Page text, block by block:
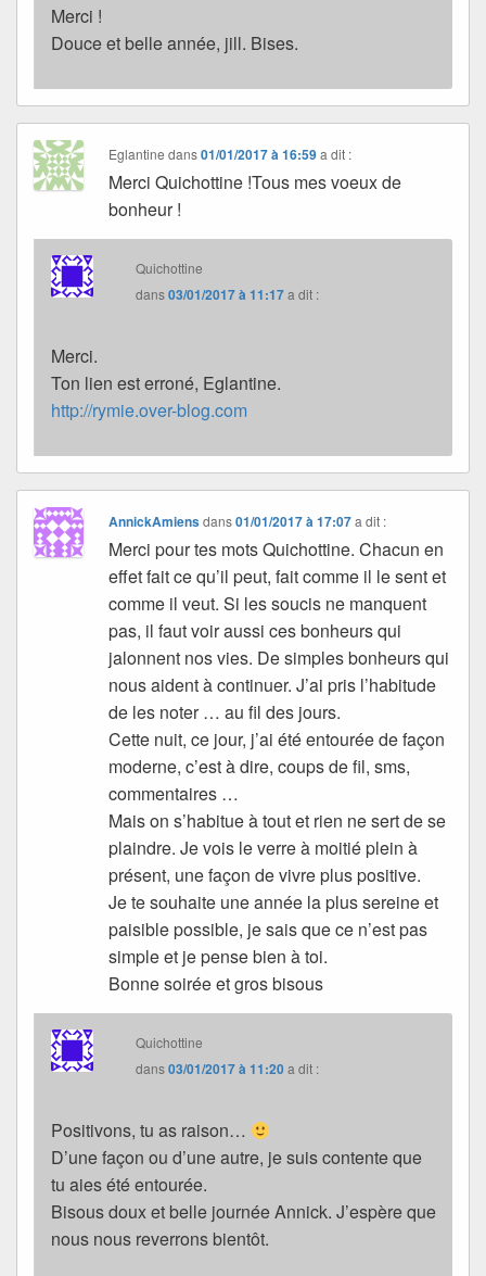
Merci !
Douce et belle année, jill. Bises.
Eglantine dans01/01/2017 à 16:59 a dit :
Merci Quichottine !Tous mes voeux de
bonheur !
Quichottine
dans03/01/2017 à 11:17a dit :
Merci.
Ton lien est erroné, Eglantine.
http://rymie.over-blog.com
AnnickAmiensdans01/01/2017 à 17:07 a dit :
Merci pour tes mots Quichottine. Chacun en
effet fait ce qu’il peut, fait comme il le sent et
comme il veut. Si les soucis ne manquent
pas, il faut voir aussi ces bonheurs qui
jalonnent nos vies. De simples bonheurs qui
nous aident à continuer. J’ai pris l’habitude
de les noter … au fil des jours.
Cette nuit, ce jour, j’ai été entourée de façon
moderne, c’est à dire, coups de fil, sms,
commentaires …
Mais on s’habitue à tout et rien ne sert de se
plaindre. Je vois le verre à moitié plein à
présent, une façon de vivre plus positive.
Je te souhaite une année la plus sereine et
paisible possible, je sais que ce n’est pas
simple et je pense bien à toi.
Bonne soirée et gros bisous
Quichottine
dans03/01/2017 à 11:20a dit :
Positivons, tu as raison…
D’une façon ou d’une autre, je suis contente que
tu aies été entourée.
Bisous doux et belle journée Annick. J’espère que
nous nous reverrons bientôt.